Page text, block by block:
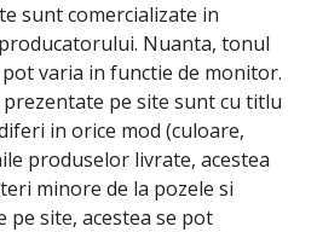
sunt comercializate in
Nuanta, tonul
varia in functie de monitor.
pe site sunt cu titlu
in orice mod (culoare,
produselor livrate, acestea
minore de la pozele si
pe site, acestea se pot